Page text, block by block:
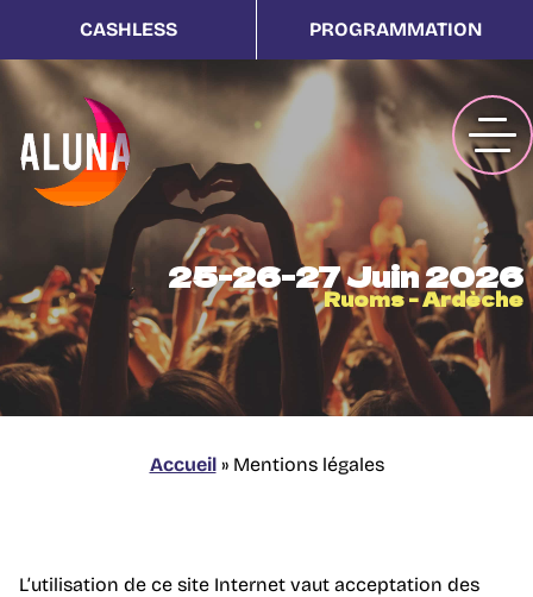
25-26-27 Juin 2026
Ruoms - Ardèche
CASHLESS PROGRAMMATION
Accueil» Mentions légales
L’utilisation de ce site Internet vaut acceptation des